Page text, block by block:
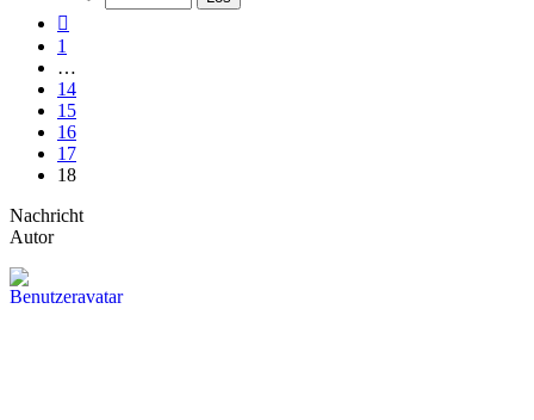
1
…
14
15
16
17
18
Nachricht
Autor